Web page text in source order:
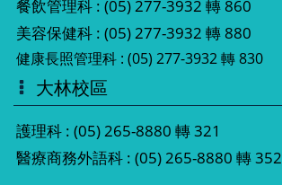
餐飲管理科 : (05) 277-3932 轉 860
美容保健科 : (05) 277-3932 轉 880
健康長照管理科 : (05) 277-3932 轉 830
大林校區
護理科 : (05) 265-8880 轉 321
醫療商務外語科 : (05) 265-8880 轉 352